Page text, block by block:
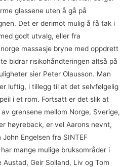
glassene uten å gå på
Det er derimot mulig å få tak i
godt utvalg, eller fra
massasje bryne med oppdrett
bidrar risikohåndteringen altså på
sier Peter Olausson. Man
luftig, i tillegg til at det selvfølgelig
i et rom. Fortsatt er det slik at
grensene mellom Norge, Sverige,
høyreback, er vel Aarons nevnt,
Engelsen fra SINTEF
mange mulige bruksområder i
Geir Solland, Liv og Tom